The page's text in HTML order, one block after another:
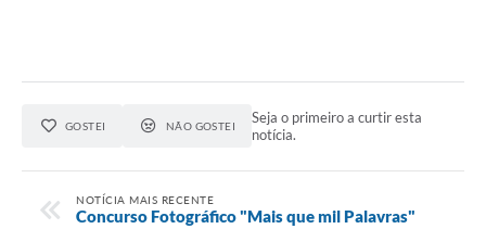
GOSTEI NÃO GOSTEI
Seja o primeiro a curtir esta
notícia.
NOTÍCIA MAIS RECENTE
Concurso Fotográfico "Mais que mil Palavras"